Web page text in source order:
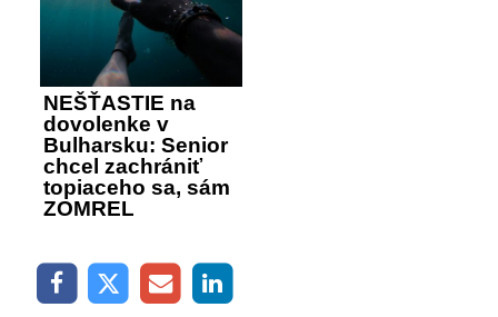
NEŠŤASTIE na
dovolenke v
Bulharsku: Senior
chcel zachrániť
topiaceho sa, sám
ZOMREL